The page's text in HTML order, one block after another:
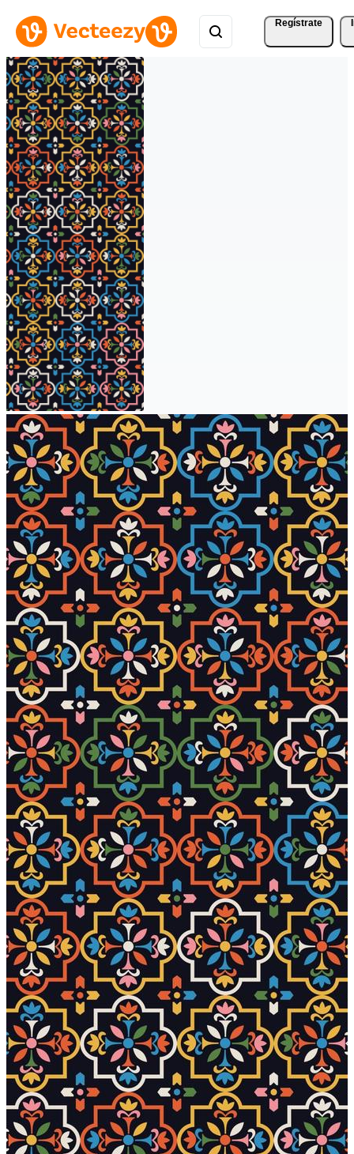
Regístrate